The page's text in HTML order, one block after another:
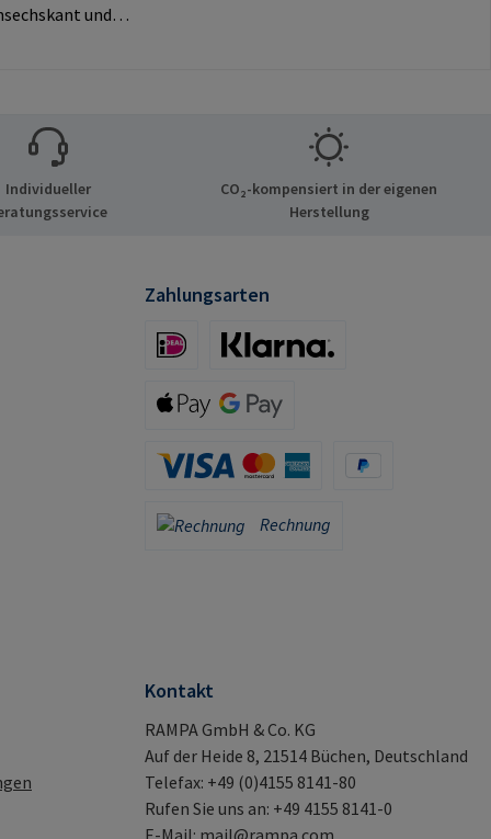
und
der Heide 8
Deutschland
Individueller
CO₂-kompensiert in der eigenen
Herstellung
Zahlungsarten
Rechnung
Rechnung
Kontakt
RAMPA GmbH & Co. KG
Auf der Heide 8, 21514 Büchen, Deutschland
Telefax: +49 (0)4155 8141-80
Rufen Sie uns an: +49 4155 8141-0